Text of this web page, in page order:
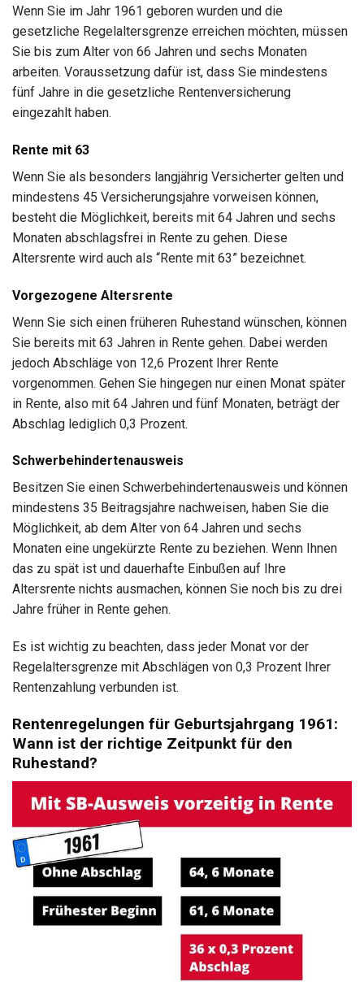
Wenn Sie im Jahr 1961 geboren wurden und die
gesetzliche Regelaltersgrenze erreichen möchten, müssen
Sie bis zum Alter von 66 Jahren und sechs Monaten
arbeiten. Voraussetzung dafür ist, dass Sie mindestens
fünf Jahre in die gesetzliche Rentenversicherung
eingezahlt haben.
Rente mit 63
Wenn Sie als besonders langjährig Versicherter gelten und
mindestens 45 Versicherungsjahre vorweisen können,
besteht die Möglichkeit, bereits mit 64 Jahren und sechs
Monaten abschlagsfrei in Rente zu gehen. Diese
Altersrente wird auch als “Rente mit 63” bezeichnet.
Vorgezogene Altersrente
Wenn Sie sich einen früheren Ruhestand wünschen, können
Sie bereits mit 63 Jahren in Rente gehen. Dabei werden
jedoch Abschläge von 12,6 Prozent Ihrer Rente
vorgenommen. Gehen Sie hingegen nur einen Monat später
in Rente, also mit 64 Jahren und fünf Monaten, beträgt der
Abschlag lediglich 0,3 Prozent.
Schwerbehindertenausweis
Besitzen Sie einen Schwerbehindertenausweis und können
mindestens 35 Beitragsjahre nachweisen, haben Sie die
Möglichkeit, ab dem Alter von 64 Jahren und sechs
Monaten eine ungekürzte Rente zu beziehen. Wenn Ihnen
das zu spät ist und dauerhafte Einbußen auf Ihre
Altersrente nichts ausmachen, können Sie noch bis zu drei
Jahre früher in Rente gehen.
Es ist wichtig zu beachten, dass jeder Monat vor der
Regelaltersgrenze mit Abschlägen von 0,3 Prozent Ihrer
Rentenzahlung verbunden ist.
Rentenregelungen für Geburtsjahrgang 1961:
Wann ist der richtige Zeitpunkt für den
Ruhestand?